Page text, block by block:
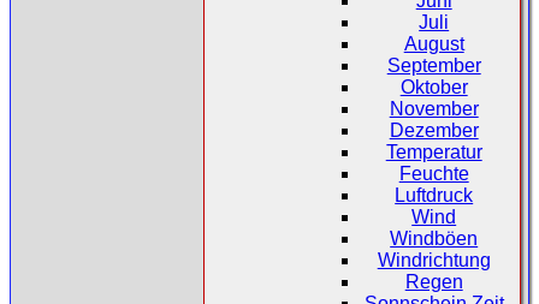
Juli
August
September
Oktober
November
Dezember
Temperatur
Feuchte
Luftdruck
Wind
Windböen
Windrichtung
Regen